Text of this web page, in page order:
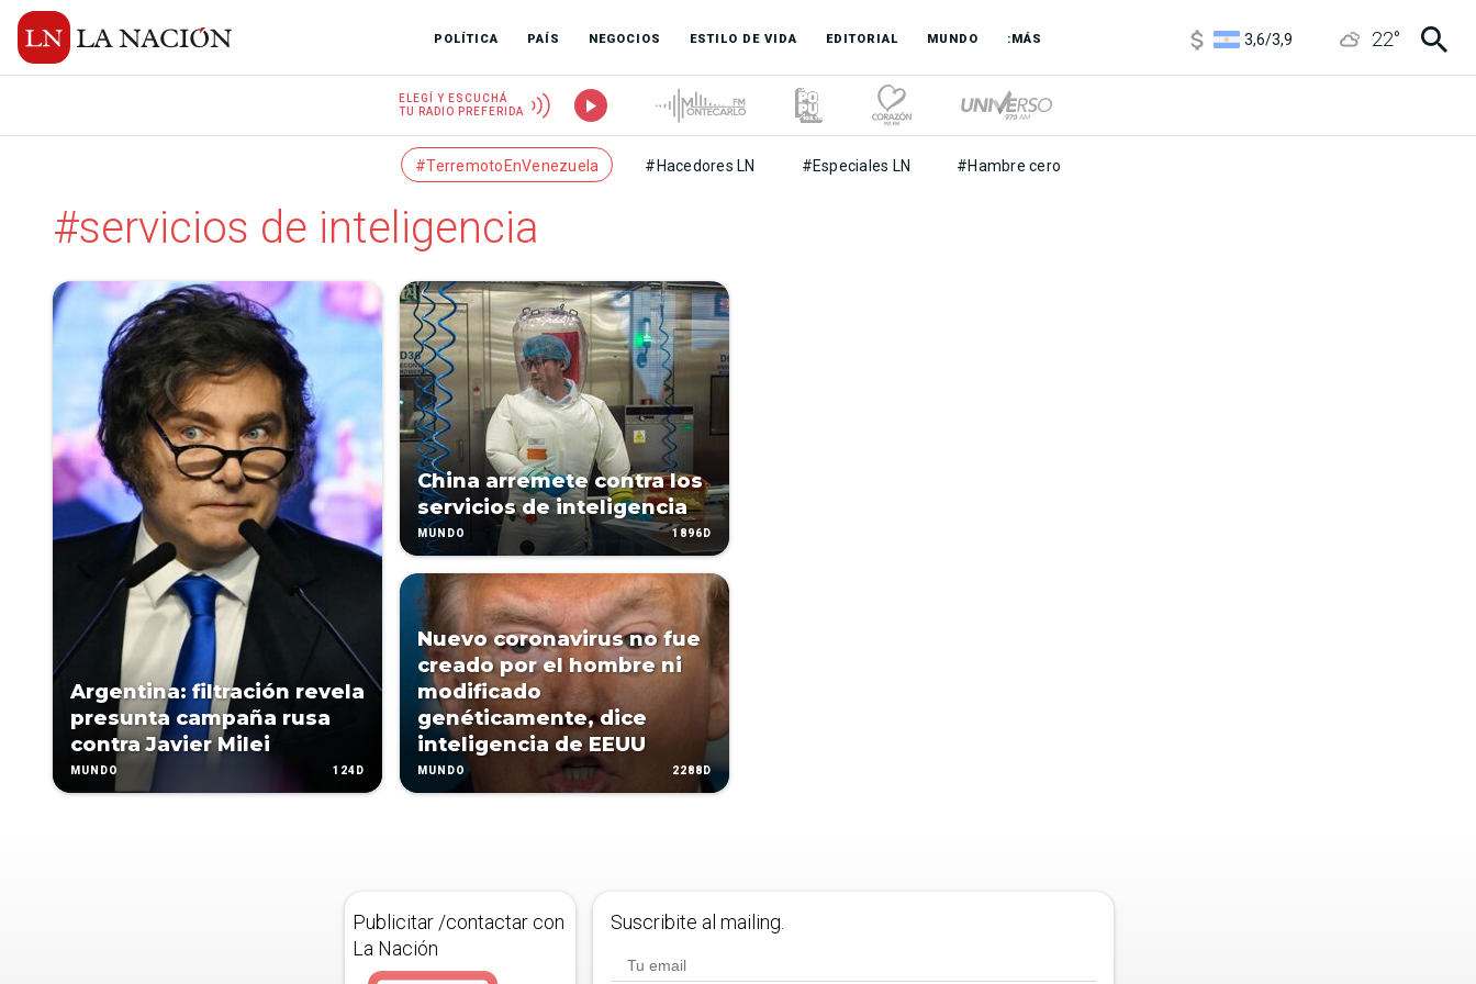
POLÍTICA PAÍS NEGOCIOS ESTILO DE VIDA EDITORIAL MUNDO :MÁS
3,6/3,9
22°
ELEGÍ Y ESCUCHÁ
TU RADIO PREFERIDA
#TerremotoEnVenezuela #Hacedores LN #Especiales LN #Hambre cero
#servicios de inteligencia
Argentina: filtración revela
presunta campaña rusa
contra Javier Milei
MUNDO 124D
China arremete contra los
servicios de inteligencia
MUNDO 1896D
Nuevo coronavirus no fue
creado por el hombre ni
modificado
genéticamente, dice
inteligencia de EEUU
MUNDO 2288D
Publicitar /contactar con
La Nación
Suscribite al mailing.